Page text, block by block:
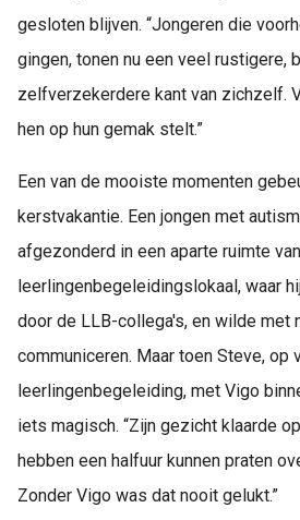
gesloten blijven. “Jongeren die
gingen, tonen nu een veel rustigere,
zelfverzekerdere kant van zichzelf.
hen op hun gemak stelt.”
Een van de mooiste momenten
kerstvakantie. Een jongen met
afgezonderd in een aparte ruimte
leerlingenbegeleidingslokaal, waar
door de LLB-collega's, en wilde met
communiceren. Maar toen Steve, op
leerlingenbegeleiding, met Vigo
iets magisch. “Zijn gezicht klaarde
hebben een halfuur kunnen praten
Zonder Vigo was dat nooit gelukt.”